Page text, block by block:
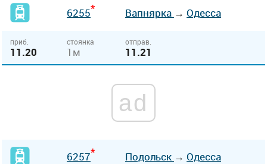
6255* Вапнярка → Одесса
приб.
11.20
стоянка
1м
отправ.
11.21
ad
6257* Подольск → Одесса